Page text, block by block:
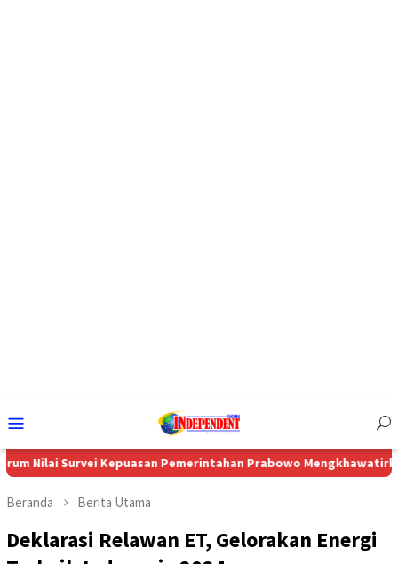
Mobile
Kepuasan Pemerintahan Prabowo Mengkhawatirkan, Usul 5
Beranda Berita Utama
Deklarasi Relawan ET, Gelorakan Energi